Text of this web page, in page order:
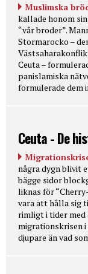
Muslimska
kallade honom
“vår broder”.
Stormarocko –
Ceuta –
panislamiska
formulerade dem
Ceuta - De
några dygn blivit
bägge sidor
liknas för
vara att hålla sig
rimligt i tider med
migrationskrisen
djupare än vad